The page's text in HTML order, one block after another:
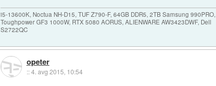
i5-13600K, Noctua NH-D15, TUF Z790-F, 64GB DDR5, 2TB Samsung 990PRO,
Toughpower GF3 1000W, RTX 5080 AORUS, ALIENWARE AW3423DWF, Dell
S2722QC
opeter
::4. avg 2015, 10:54